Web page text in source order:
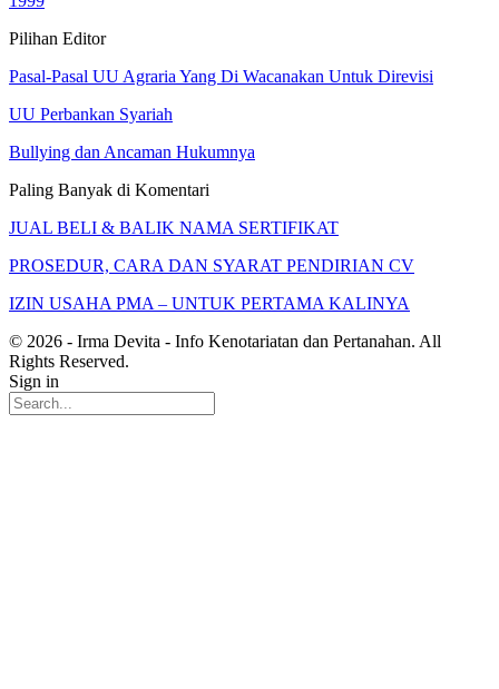
Pilihan Editor
Pasal-Pasal UU Agraria Yang Di Wacanakan Untuk Direvisi
UU Perbankan Syariah
Bullying dan Ancaman Hukumnya
Paling Banyak di Komentari
JUAL BELI & BALIK NAMA SERTIFIKAT
PROSEDUR, CARA DAN SYARAT PENDIRIAN CV
IZIN USAHA PMA – UNTUK PERTAMA KALINYA
© 2026 - Irma Devita - Info Kenotariatan dan Pertanahan. All
Rights Reserved.
Sign in